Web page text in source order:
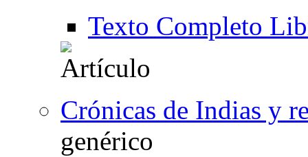
Texto Completo
Crónicas de Indias y
genérico